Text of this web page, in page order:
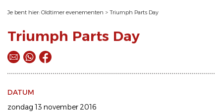
Je bent hier: Oldtimer evenementen > Triumph Parts Day
Triumph Parts Day
DATUM
zondag 13 november 2016